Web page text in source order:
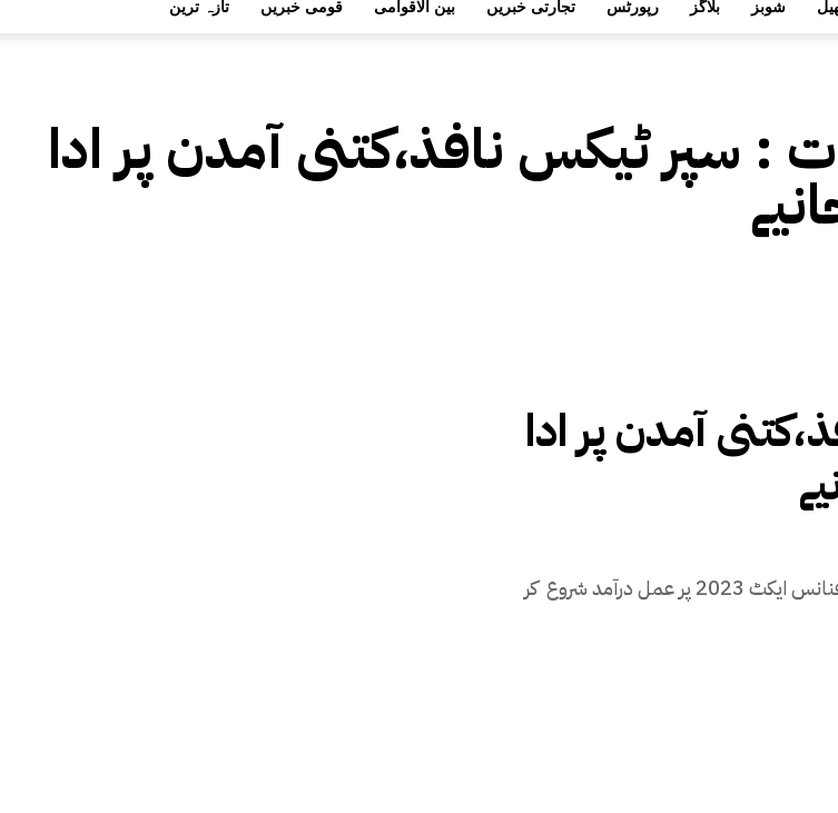
تازہ ترین قومی خبریں بین الاقوامی تجارتی خبریں رپورٹس بلاگز شوبز
: سپر ٹیکس نافذ،کتنی آمدن پر ادا
آمدن پر ادا
اسلام آباد ( وی او پی نیوز ) نئے فنانس ایکٹ 2023 پر عمل درآمد شروع کر